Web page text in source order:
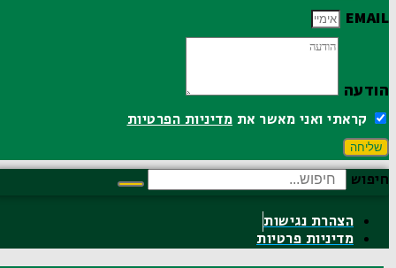
EMAIL
הודעה
קראתי ואני מאשר אתמדיניות הפרטיות
שליחה
חיפוש
הצהרת נגישות
מדיניות פרטיות